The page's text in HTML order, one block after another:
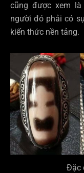
cũng được xem
người đó phải có
kiến thức nền tảng.
Đặc